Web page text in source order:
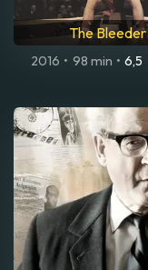
The Bleeder
2016 • 98 min • 6,5